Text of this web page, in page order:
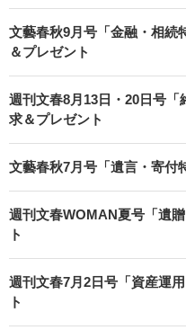
文藝春秋9月号「金融・相続
＆プレゼント
週刊文春8月13日・20日号
求＆プレゼント
文藝春秋7月号「遺言・寄付
週刊文春WOMAN夏号「遺
ト
週刊文春7月2日号「資産運
ト